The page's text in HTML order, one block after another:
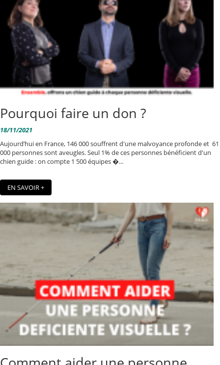
Pourquoi faire un don ?
18/11/2021
Aujourd’hui en France, 146 000 souffrent d'une malvoyance profonde et 61
000 personnes sont aveugles. Seul 1% de ces personnes bénéficient d'un
chien guide : on compte 1 500 équipes �...
EN SAVOIR +